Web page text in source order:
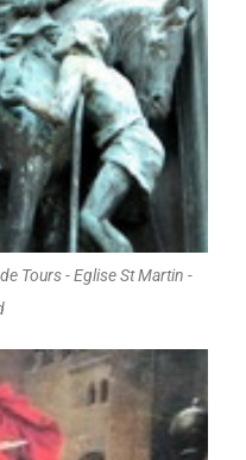
Tours - Eglise St Martin -